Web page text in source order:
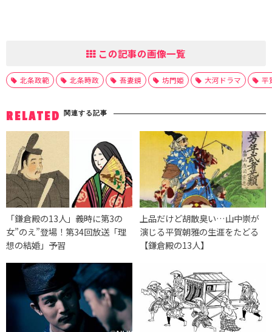
この記事の画像一覧
北条政範 北条時政 吾妻鏡 坊門姫 大河ドラマ 平
RELATED 関連する記事
「鎌倉殿の13人」義時に第3の
女”のえ”登場！第34回放送「理
想の結婚」予習
上品だけど胡散臭い…山中崇が
演じる平賀朝雅の生涯をたどる
【鎌倉殿の13人】